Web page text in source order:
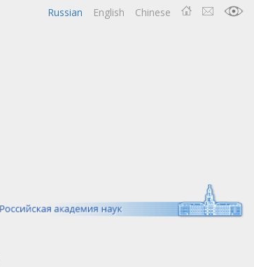
Chinese
English
Russian